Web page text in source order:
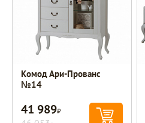
Комод Ари-Прованс
№14
41 989Р